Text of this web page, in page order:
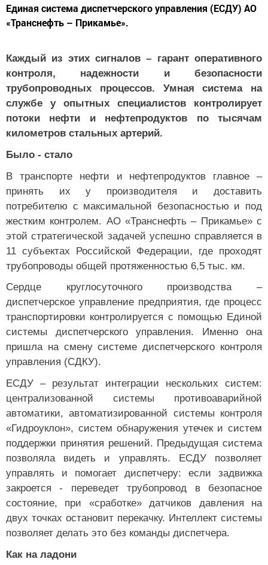
Единая система диспетчерского управления (ЕСДУ) АО
«Транснефть – Прикамье».
Каждый из этих сигналов – гарант оперативного
контроля, надежности и безопасности
трубопроводных процессов. Умная система на
службе у опытных специалистов контролирует
потоки нефти и нефтепродуктов по тысячам
километров стальных артерий.
Было - стало
В транспорте нефти и нефтепродуктов главное –
принять их у производителя и доставить
потребителю с максимальной безопасностью и под
жестким контролем. АО «Транснефть – Прикамье» с
этой стратегической задачей успешно справляется в
11 субъектах Российской Федерации, где проходят
трубопроводы общей протяженностью 6,5 тыс. км.
Сердце круглосуточного производства –
диспетчерское управление предприятия, где процесс
транспортировки контролируется с помощью Единой
системы диспетчерского управления. Именно она
пришла на смену системе диспетчерского контроля
управления (СДКУ).
ЕСДУ – результат интеграции нескольких систем:
централизованной системы противоаварийной
автоматики, автоматизированной системы контроля
«Гидроуклон», систем обнаружения утечек и систем
поддержки принятия решений. Предыдущая система
позволяла видеть и управлять. ЕСДУ позволяет
управлять и помогает диспетчеру: если задвижка
закроется - переведет трубопровод в безопасное
состояние, при «сработке» датчиков давления на
двух точках остановит перекачку. Интеллект системы
позволяет делать это без команды диспетчера.
Как на ладони